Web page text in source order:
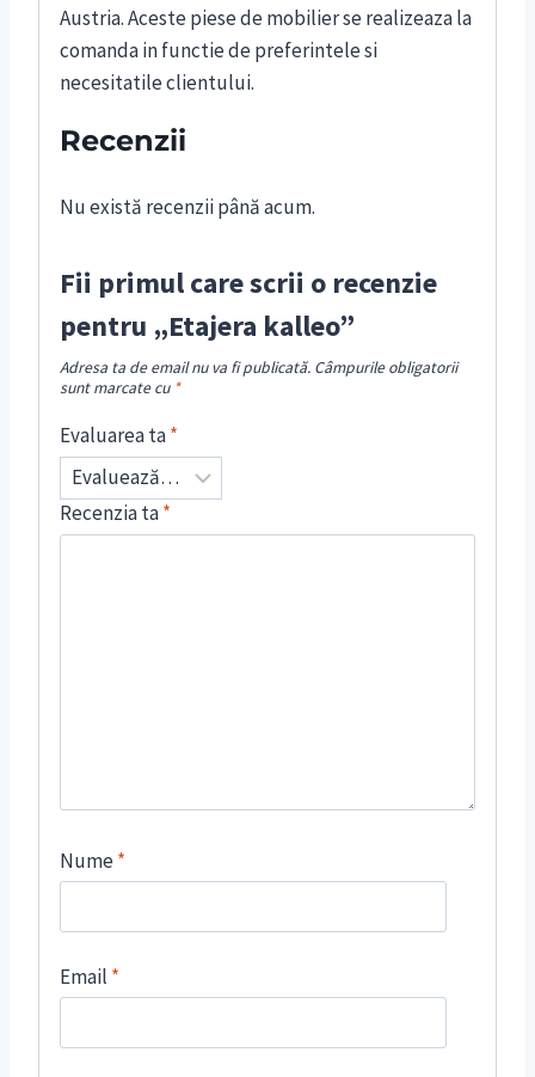
Austria. Aceste piese de mobilier se realizeaza la
comanda in functie de preferintele si
necesitatile clientului.
Recenzii
Nu există recenzii până acum.
Fii primul care scrii o recenzie
pentru „Etajera kalleo”
Adresa ta de email nu va fi publicată. Câmpurile obligatorii
sunt marcate cu *
Evaluarea ta*
Recenzia ta*
Nume*
Email *